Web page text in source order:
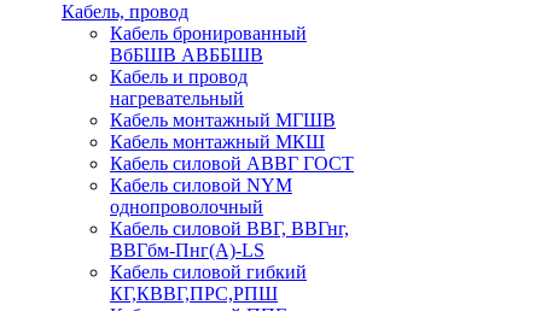
Кабель, провод
Кабель бронированный
ВбБШВ АВББШВ
Кабель и провод
нагревательный
Кабель монтажный МГШВ
Кабель монтажный МКШ
Кабель силовой АВВГ ГОСТ
Кабель силовой NYM
однопроволочный
Кабель силовой ВВГ, ВВГнг,
ВВГбм-Пнг(А)-LS
Кабель силовой гибкий
КГ,КВВГ,ПРС,РПШ